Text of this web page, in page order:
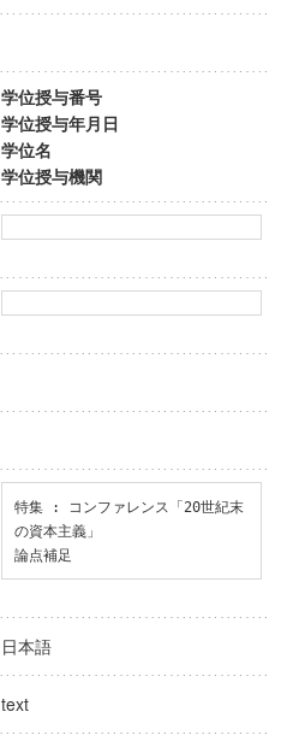
学位授与番号
学位授与年月日
学位名
学位授与機関
特集 : コンファレンス「20世紀末
の資本主義」
論点補足
日本語
text